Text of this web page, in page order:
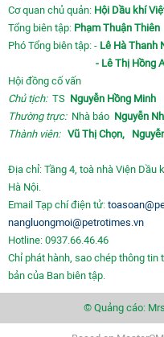
Cơ quan chủ quản: Hội Dầu khí
Tổng biên tập: Phạm Thuận Thiên
Phó Tổng biên tập: - Lê Hà Thanh
- Lê Thị Hồng
Hội đồng cố vấn
Chủ tịch:TS Nguyễn Hồng Minh
Thường trực: Nhà báo Nguyễn
Thành viên: Vũ Thị Chọn,
Địa chỉ: Tầng 4, toà nhà Viện Dầu
Hà Nội.
Email Tạp chí điện tử:
nangluongmoi@petrotimes.vn
Hotline: 0937.66.46.46
Chỉ phát hành, sao chép thông
bản của Ban biên tập.
© Quảng cáo: